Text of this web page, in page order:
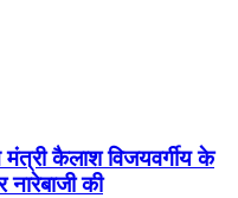
कैलाश विजयवर्गीय के
की